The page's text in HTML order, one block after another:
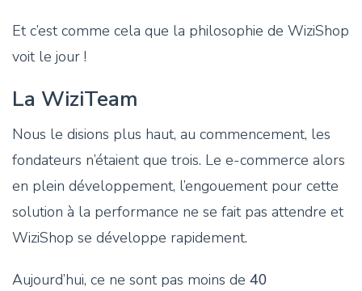
Et c’est comme cela que la philosophie de WiziShop
voit le jour !
La WiziTeam
Nous le disions plus haut, au commencement, les
fondateurs n’étaient que trois. Le e-commerce alors
en plein développement, l’engouement pour cette
solution à la performance ne se fait pas attendre et
WiziShop se développe rapidement.
Aujourd’hui, ce ne sont pas moins de 40